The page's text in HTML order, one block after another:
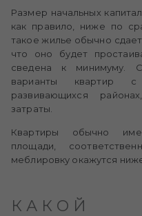
Размер начальных
как правило, ниже по
такое жилье обычно
что оно будет
сведена к минимуму.
варианты квартир
развивающихся
затраты.
Квартиры обычно
площади,
меблировку окажутся
КАКОЙ